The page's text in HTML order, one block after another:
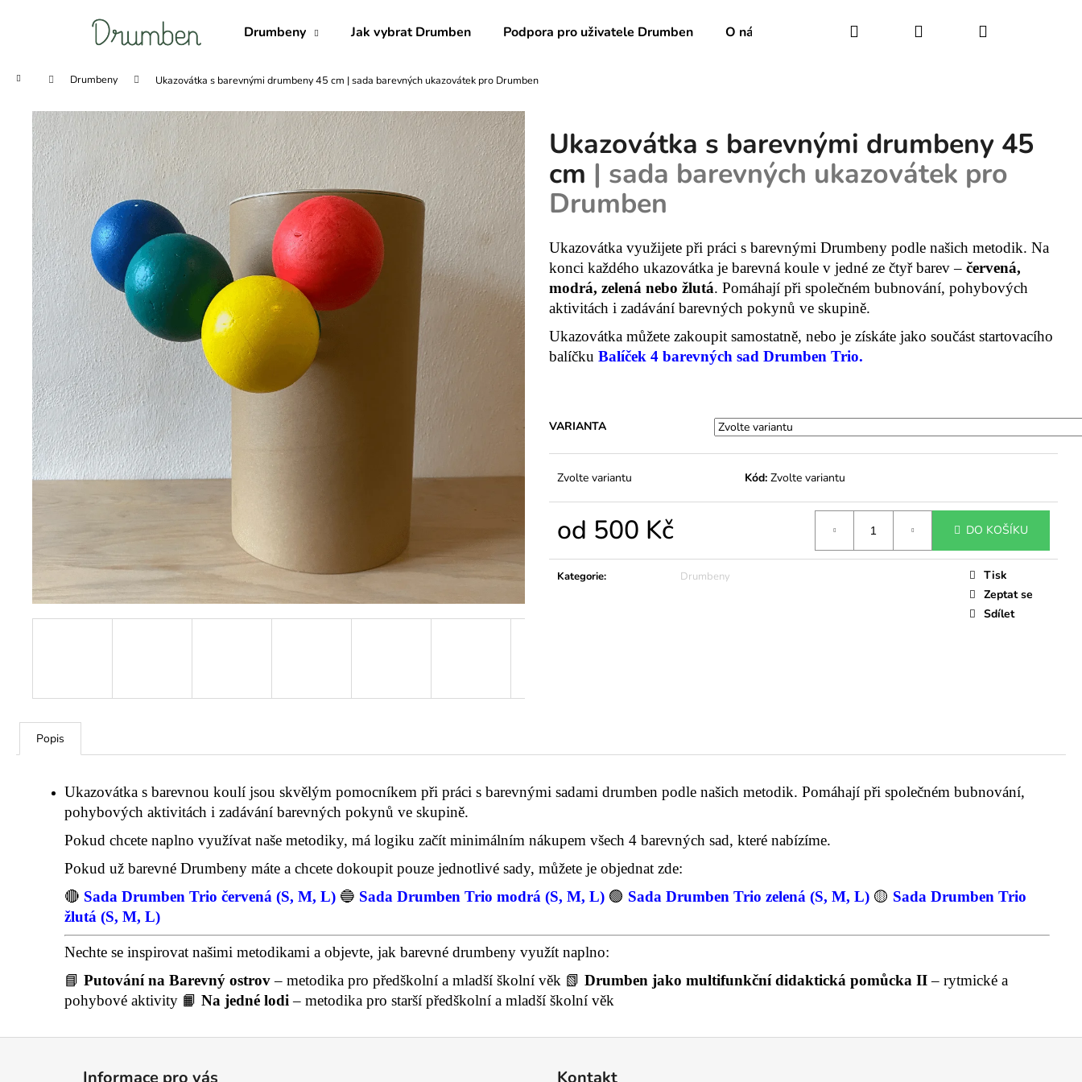
Drumbeny Jak vybrat Drumben Podpora pro uživatele Drumben O nás Hledat PřihlášeníNákupní
Domů Drumbeny Ukazovátka s barevnými drumbeny 45 cm | sada barevných ukazovátek pro Drumben
Ukazovátka s barevnými drumbeny 45
cm | sada barevných ukazovátek pro
Drumben
Ukazovátka využijete při práci s barevnými Drumbeny podle našich metodik. Na
konci každého ukazovátka je barevná koule v jedné ze čtyř barev – červená,
modrá, zelená nebo žlutá. Pomáhají při společném bubnování, pohybových
aktivitách i zadávání barevných pokynů ve skupině.
Ukazovátka můžete zakoupit samostatně, nebo je získáte jako součást startovacího
balíčku Balíček 4 barevných sad Drumben Trio.
VARIANTA
Zvolte variantu Kód: Zvolte variantu
od 500 Kč DO KOŠÍKU
Kategorie: Drumbeny
Tisk
Zeptat se
Sdílet
Popis
Ukazovátka s barevnou koulí jsou skvělým pomocníkem při práci s barevnými sadami drumben podle našich metodik. Pomáhají při společném bubnování,
pohybových aktivitách i zadávání barevných pokynů ve skupině.
Pokud chcete naplno využívat naše metodiky, má logiku začít minimálním nákupem všech 4 barevných sad, které nabízíme.
Pokud už barevné Drumbeny máte a chcete dokoupit pouze jednotlivé sady, můžete je objednat zde:
🔴 Sada Drumben Trio červená (S, M, L) 🔵 Sada Drumben Trio modrá (S, M, L) 🟢 Sada Drumben Trio zelená (S, M, L) 🟡 Sada Drumben Trio
žlutá (S, M, L)
Nechte se inspirovat našimi metodikami a objevte, jak barevné drumbeny využít naplno:
📘 Putování na Barevný ostrov– metodika pro předškolní a mladší školní věk 📗 Drumben jako multifunkční didaktická pomůcka II– rytmické a
pohybové aktivity 📙 Na jedné lodi – metodika pro starší předškolní a mladší školní věk
obchodu
obchodu
Co potřebujete najít?
HLEDAT
Doporučujeme
SADA DRUMBEN TRIO NATURAL
(S,M,L)| VÝHODNÁ SADA VŠECH TŘÍ
VELIKOSTÍ
3 449 Kč
BALÍČEK 4 BAREVNÝCH SAD
DRUMBEN TRIO A BAREVNÁ
UKAZOVÁTKA | VELKÁ SADA 16
BAREVNÝCH DRUMBENŮ S
UKAZOVÁTKY
17 900 Kč
SADA DRUMBEN DUO NATURAL
(S,M)| DVOJSADA VELIKOSTÍ S A M
Informace pro vás Kontakt